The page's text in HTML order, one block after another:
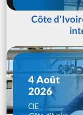
Côte
4 Août
2026
CIE